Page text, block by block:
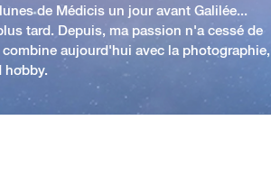
de Médicis un jour avant Galilée...
tard. Depuis, ma passion n'a cessé de
aujourd'hui avec la photographie,
hobby.